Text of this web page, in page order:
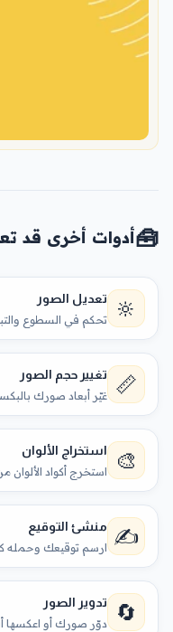
🧰أدوات أخرى قد
🔆 تعديل الصور
تحكم في السطوع
📏 تغيير حجم الصور
غيّر أبعاد صورك
🎨 استخراج الألوان
استخرج أكواد
✍️ منشئ التوقيع
ارسم توقيعك وحمله
🔄 تدوير الصور
دوّر صورك أو اعكسها